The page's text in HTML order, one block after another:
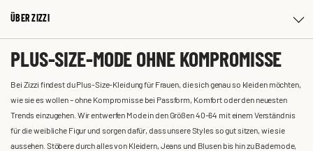
ÜBER ZIZZI
PLUS-SIZE-MODE OHNE KOMPROMISSE
Bei Zizzi findest du Plus-Size-Kleidung für Frauen, die sich genau so kleiden möchten,
wie sie es wollen – ohne Kompromisse bei Passform, Komfort oder den neuesten
Trends einzugehen. Wir entwerfen Mode in den Größen 40-64 mit einem Verständnis
für die weibliche Figur und sorgen dafür, dass unsere Styles so gut sitzen, wie sie
aussehen. Stöbere durch alles von Kleidern, Jeans und Blusen bis hin zu Bademode,